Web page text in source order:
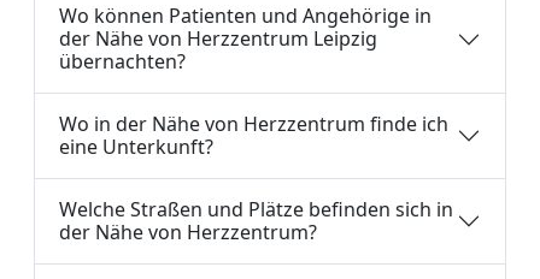
Wo können Patienten und Angehörige in
der Nähe von Herzzentrum Leipzig
übernachten?
Wo in der Nähe von Herzzentrum finde ich
eine Unterkunft?
Welche Straßen und Plätze befinden sich in
der Nähe von Herzzentrum?